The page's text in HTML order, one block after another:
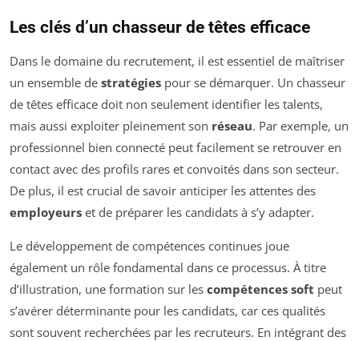
Les clés d’un chasseur de têtes efficace
Dans le domaine du recrutement, il est essentiel de maîtriser
un ensemble de stratégies pour se démarquer. Un chasseur
de têtes efficace doit non seulement identifier les talents,
mais aussi exploiter pleinement son réseau. Par exemple, un
professionnel bien connecté peut facilement se retrouver en
contact avec des profils rares et convoités dans son secteur.
De plus, il est crucial de savoir anticiper les attentes des
employeurs et de préparer les candidats à s’y adapter.
Le développement de compétences continues joue
également un rôle fondamental dans ce processus. À titre
d’illustration, une formation sur les compétences soft peut
s’avérer déterminante pour les candidats, car ces qualités
sont souvent recherchées par les recruteurs. En intégrant des